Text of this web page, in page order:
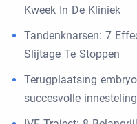
Kweek In De Kliniek
Tandenknarsen: 7
Slijtage Te Stoppen
Terugplaatsing
succesvolle innesteling